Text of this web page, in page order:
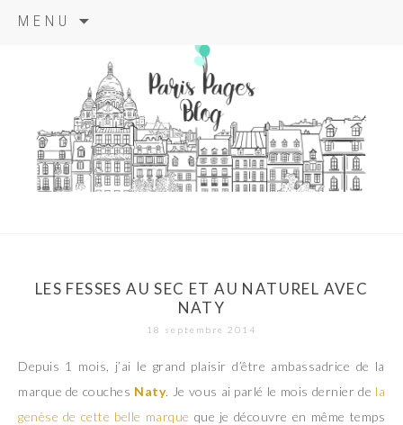
MENU
principal
paris pages
blog
LES FESSES AU SEC ET AU NATUREL AVEC
NATY
18 septembre 2014
Depuis 1 mois, j’ai le grand plaisir d’être ambassadrice de la
marque de couches Naty. Je vous ai parlé le mois dernier de la
genèse de cette belle marque que je découvre en même temps